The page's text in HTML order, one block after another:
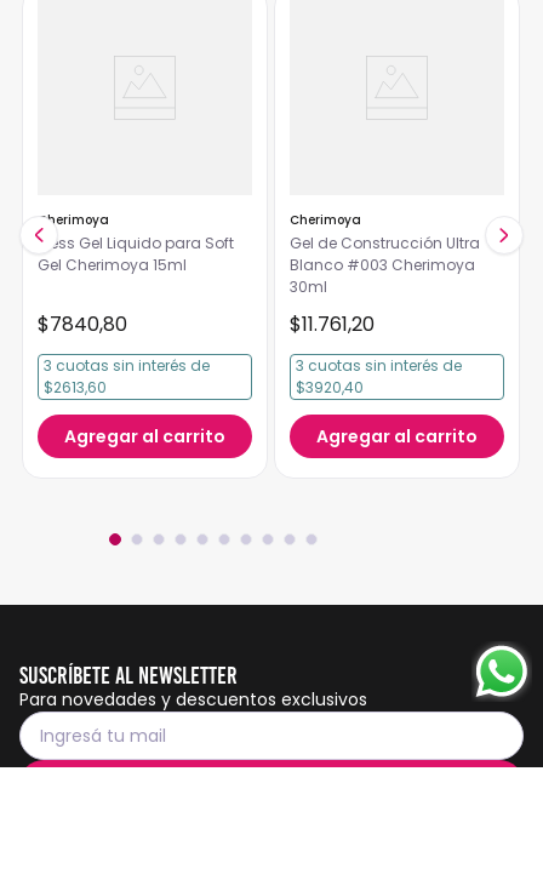
Cherimoya
Press Gel Liquido para Soft
Gel Cherimoya 15ml
$7840,80
3 cuotas sin interés de
$2613,60
Agregar al carrito
Cherimoya
Gel de Construcción Ultra
Blanco #003 Cherimoya
30ml
$11.761,20
3 cuotas sin interés de
$3920,40
Agregar al carrito
Suscríbete al Newsletter
Para novedades y descuentos exclusivos